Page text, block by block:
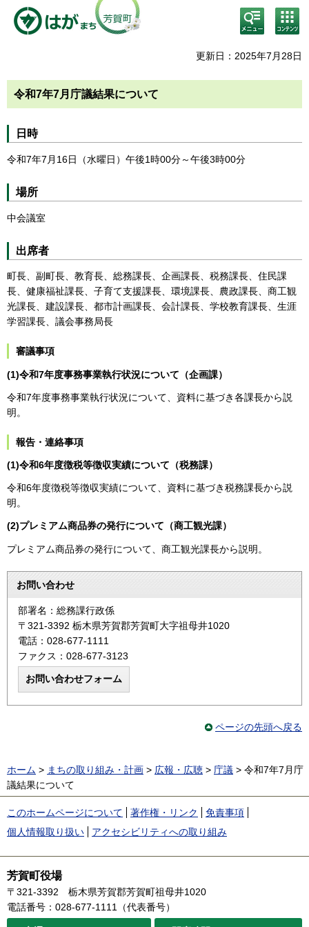
検
索・
メニ
コン
テン
ニュ
更新日：2025年7月28日
令和7年7月庁議結果について
日時
令和7年7月16日（水曜日）午後1時00分～午後3時00分
場所
中会議室
出席者
町長、副町長、教育長、総務課長、企画課長、税務課長、住民課
長、健康福祉課長、子育て支援課長、環境課長、農政課長、商工観
光課長、建設課長、都市計画課長、会計課長、学校教育課長、生涯
学習課長、議会事務局長
審議事項
(1)令和7年度事務事業執行状況について（企画課）
令和7年度事務事業執行状況について、資料に基づき各課長から説
明。
報告・連絡事項
(1)令和6年度徴税等徴収実績について（税務課）
令和6年度徴税等徴収実績について、資料に基づき税務課長から説
明。
(2)プレミアム商品券の発行について（商工観光課）
プレミアム商品券の発行について、商工観光課長から説明。
お問い合わせ
部署名：総務課行政係
〒321-3392 栃木県芳賀郡芳賀町大字祖母井1020
電話：028-677-1111
ファクス：028-677-3123
ページの先頭へ戻る
ホーム > まちの取り組み・計画 > 広報・広聴 > 庁議 > 令和7年7月庁
議結果について
このホームページについて 著作権・リンク
免責事項
個人情報取り扱い
アクセシビリティへの取り組み
芳賀町役場
〒321-3392
栃木県芳賀郡芳賀町祖母井1020
電話番号：028-677-1111（代表番号）